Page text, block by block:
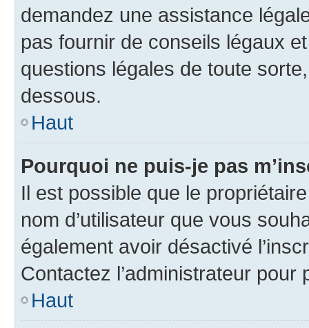
demandez une assistance
pas fournir de conseils légaux
questions légales de toute
dessous.
Haut
Pourquoi ne puis-je pas
Il est possible que le
nom d’utilisateur que vous
également avoir désactivé
Contactez l’administrateur
Haut